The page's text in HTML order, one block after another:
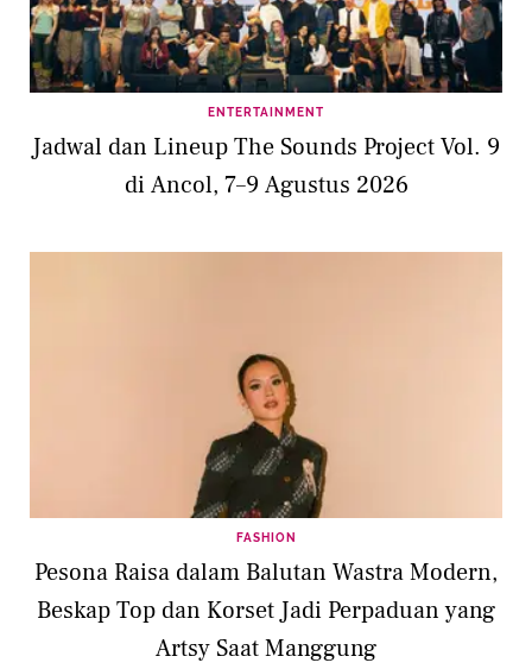
ENTERTAINMENT
Jadwal dan Lineup The Sounds Project Vol. 9
di Ancol, 7–9 Agustus 2026
FASHION
Pesona Raisa dalam Balutan Wastra Modern,
Beskap Top dan Korset Jadi Perpaduan yang
Artsy Saat Manggung